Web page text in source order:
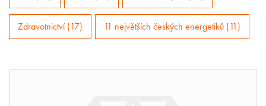
Zdravotnictví (17) 11 největších českých energetiků (11)